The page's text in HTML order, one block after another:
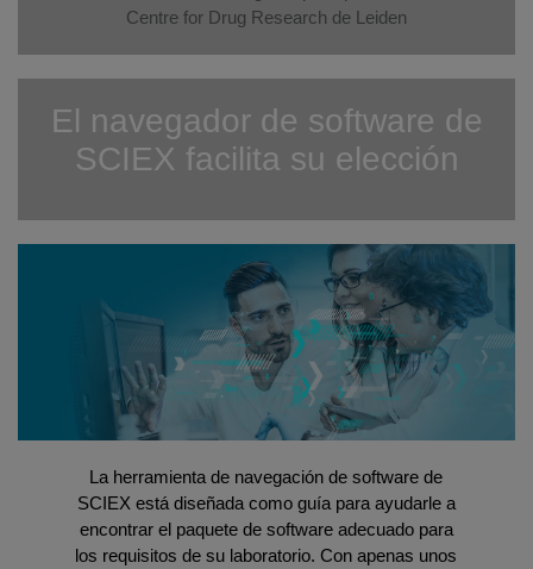
Centre for Drug Research de Leiden
El navegador de software de
SCIEX facilita su elección
La herramienta de navegación de software de
SCIEX está diseñada como guía para ayudarle a
encontrar el paquete de software adecuado para
los requisitos de su laboratorio. Con apenas unos